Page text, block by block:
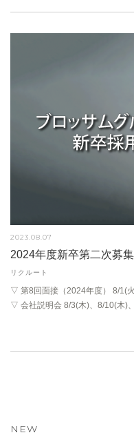
2023.08.07
2024年度新卒第二次募
リクルート
▽ 第8回面接（2024年度） 8/1(
▽ 会社説明会 8/3(木)、8/10(木)
NEW